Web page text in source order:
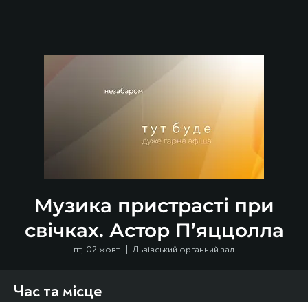
Музика пристрасті при
свічках. Астор П’яццолла
пт, 02 жовт.
  |
Львівський органний зал
Час та місце